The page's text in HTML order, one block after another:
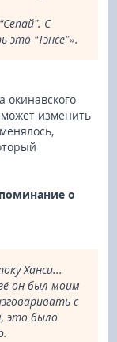
С
“Тэнсё”».
окинавского
изменить
о
Ханси...
он был моим
с
это было